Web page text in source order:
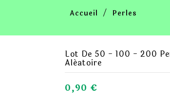
Lettre
Accueil Perles
Lot De 50 - 100 - 200
Aléatoire
0,90 €